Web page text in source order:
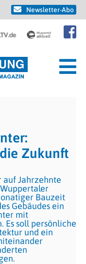
Newsletter-Abo
Zukunft
auf Jahrzehnte
Bauzeit
Gebäudes ein
mit
Es soll persönliche
und ein